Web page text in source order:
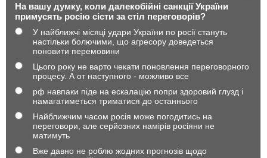
На вашу думку, коли далекобійні санкції України
примусять росію сісти за стіл переговорів?
У найближчі місяці удари України по росії стануть
настільки болючими, що агресору доведеться
поновити перемовини
Цього року не варто чекати поновлення переговорного
процесу. А от наступного - можливо все
рф навпаки піде на ескалацію попри здоровий глузд і
намагатиметься триматися до останнього
Найближчим часом росія може погодитись на
переговори, але серйозних намірів росіяни не
матимуть
Вже давно не роблю жодних прогнозів щодо